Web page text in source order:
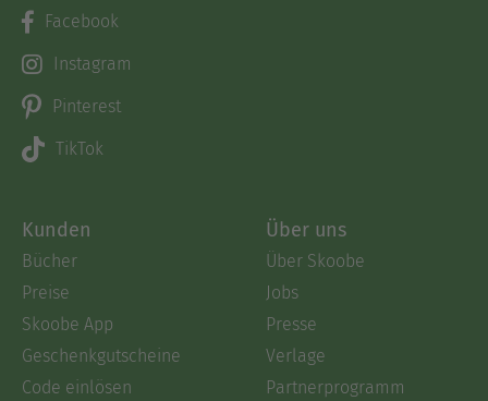
Facebook
Instagram
Pinterest
TikTok
Kunden
Bücher
Preise
Skoobe App
Geschenkgutscheine
Code einlösen
Über uns
Über Skoobe
Jobs
Presse
Verlage
Partnerprogramm